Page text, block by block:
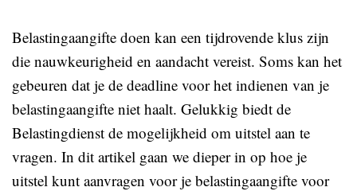
Belastingaangifte doen kan een tijdrovende klus zijn
die nauwkeurigheid en aandacht vereist. Soms kan het
gebeuren dat je de deadline voor het indienen van je
belastingaangifte niet haalt. Gelukkig biedt de
Belastingdienst de mogelijkheid om uitstel aan te
vragen. In dit artikel gaan we dieper in op hoe je
uitstel kunt aanvragen voor je belastingaangifte voor